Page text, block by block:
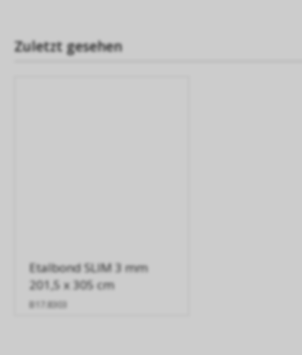
Zuletzt gesehen
Etalbond SLIM 3 mm
201,5 x 305 cm
B17.8303